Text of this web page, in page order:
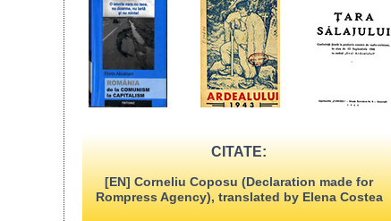
CITATE:
[EN] Corneliu Coposu (Declaration made for
Rompress Agency), translated by Elena Costea